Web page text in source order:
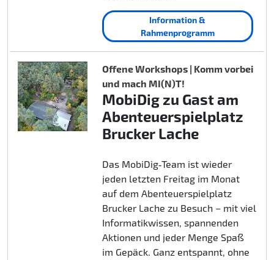
Information &
Rahmenprogramm
Offene Workshops | Komm vorbei
und mach MI(N)T!
MobiDig zu Gast am
Abenteuerspielplatz
Brucker Lache
Das MobiDig‑Team ist wieder
jeden letzten Freitag im Monat
auf dem Abenteuerspielplatz
Brucker Lache zu Besuch – mit viel
Informatikwissen, spannenden
Aktionen und jeder Menge Spaß
im Gepäck. Ganz entspannt, ohne